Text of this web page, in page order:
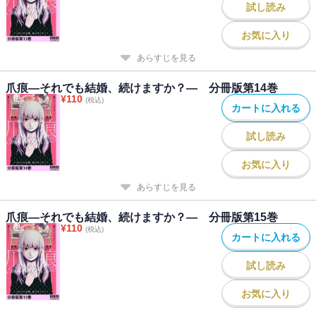
試し読み
お気に入り
あらすじを見る
爪痕―それでも結婚、続けますか？― 分冊版第14巻
¥110 (税込)
カートに入れる
試し読み
お気に入り
あらすじを見る
爪痕―それでも結婚、続けますか？― 分冊版第15巻
¥110 (税込)
カートに入れる
試し読み
お気に入り